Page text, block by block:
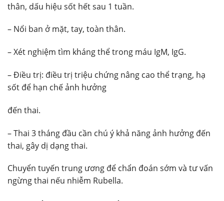
thân, dấu hiệu sốt hết sau 1 tuần.
– Nổi ban ở mặt, tay, toàn thân.
– Xét nghiệm tìm kháng thể trong máu IgM, IgG.
– Điều trị: điều trị triệu chứng nâng cao thể trạng, hạ
sốt để hạn chế ảnh hưởng
đến thai.
– Thai 3 tháng đầu cần chú ý khả năng ảnh hưởng đến
thai, gây dị dạng thai.
Chuyển tuyến trung ương để chẩn đoán sớm và tư vấn
ngừng thai nếu nhiễm Rubella.